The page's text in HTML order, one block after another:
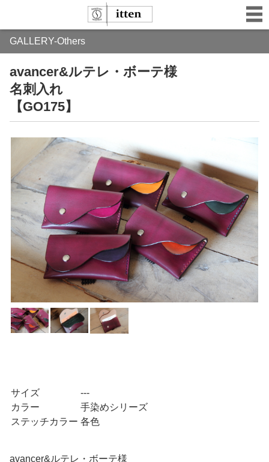
GALLERY-Others
avancer&ルテレ・ボーテ様
名刺入れ
【GO175】
サイズ
---
カラー
手染めシリーズ
ステッチカラー 各色
avancer&ルテレ・ボーテ様